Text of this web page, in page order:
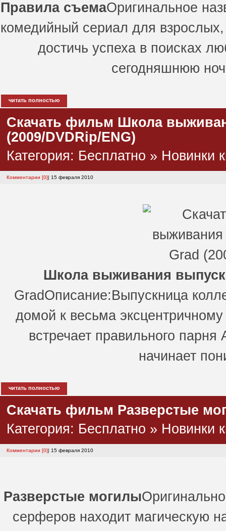
Правила съемаОригинальное
комедийный сериал для
достичь успеха в поисках
сегодняшнюю
читать полностью
Скачать фильм Школа
(2009/DVDRip/ENG)
Категория: Бесплатно » Новинки
Комментарии [0]| 15 февраля 2010
Школа выживания
GradОписание:Выпускница
домой к весьма
встречает правильного
начинает
читать полностью
Скачать фильм Разверстые
Категория: Бесплатно » Новинки
Комментарии [0]| 15 февраля 2010
Разверстые могилы
серферов находит магическую